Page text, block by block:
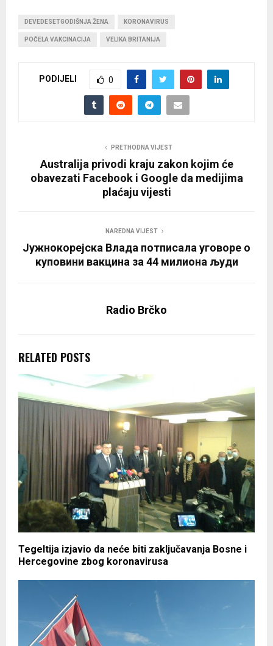
DEVEDESETGODIŠNJA ŽENA KORONAVIRUS
POČELA VAKCINACIJA VELIKA BRITANIJA
PODIJELI 0
PRETHODNA VIJEST
Australija privodi kraju zakon kojim će
obavezati Facebook i Google da medijima
plaćaju vijesti
NAREDNA VIJEST
Јужнокорејска Влада потписала уговоре о
куповини вакцина за 44 милиона људи
Radio Brčko
RELATED POSTS
Tegeltija izjavio da neće biti zaključavanja Bosne i
Hercegovine zbog koronavirusa